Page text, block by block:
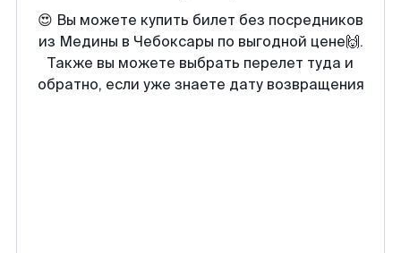
😍 Вы можете купить билет без посредников
из Медины в Чебоксары по выгодной цене🙌.
Также вы можете выбрать перелет туда и
обратно, если уже знаете дату возвращения